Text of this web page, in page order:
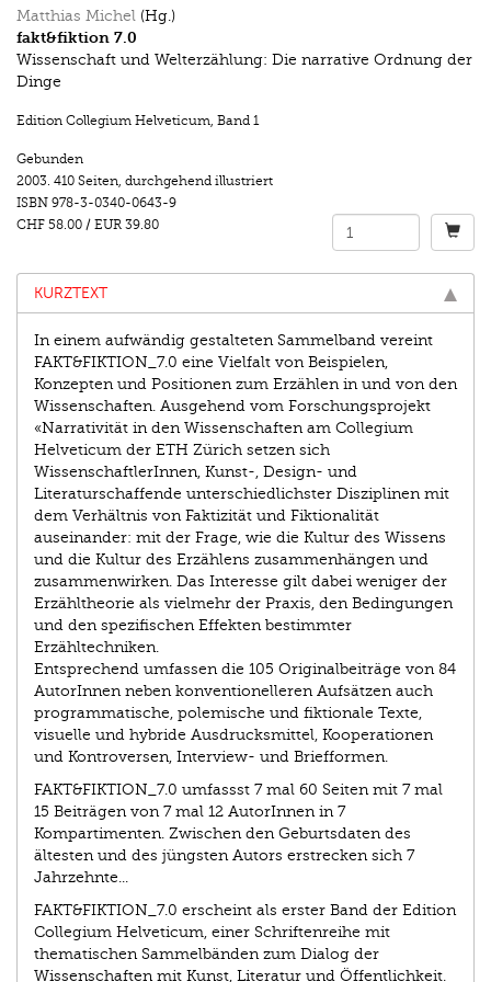
Matthias Michel (Hg.)
fakt&fiktion 7.0
Wissenschaft und Welterzählung: Die narrative Ordnung der
Dinge
Edition Collegium Helveticum, Band 1
Gebunden
2003. 410 Seiten, durchgehend illustriert
ISBN 978-3-0340-0643-9
CHF 58.00 / EUR 39.80
KURZTEXT
In einem aufwändig gestalteten Sammelband vereint
FAKT&FIKTION_7.0 eine Vielfalt von Beispielen,
Konzepten und Positionen zum Erzählen in und von den
Wissenschaften. Ausgehend vom Forschungsprojekt
«Narrativität in den Wissenschaften am Collegium
Helveticum der ETH Zürich setzen sich
WissenschaftlerInnen, Kunst-, Design- und
Literaturschaffende unterschiedlichster Disziplinen mit
dem Verhältnis von Faktizität und Fiktionalität
auseinander: mit der Frage, wie die Kultur des Wissens
und die Kultur des Erzählens zusammenhängen und
zusammenwirken. Das Interesse gilt dabei weniger der
Erzähltheorie als vielmehr der Praxis, den Bedingungen
und den spezifischen Effekten bestimmter
Erzähltechniken.
Entsprechend umfassen die 105 Originalbeiträge von 84
AutorInnen neben konventionelleren Aufsätzen auch
programmatische, polemische und fiktionale Texte,
visuelle und hybride Ausdrucksmittel, Kooperationen
und Kontroversen, Interview- und Briefformen.
FAKT&FIKTION_7.0 umfassst 7 mal 60 Seiten mit 7 mal
15 Beiträgen von 7 mal 12 AutorInnen in 7
Kompartimenten. Zwischen den Geburtsdaten des
ältesten und des jüngsten Autors erstrecken sich 7
Jahrzehnte...
FAKT&FIKTION_7.0 erscheint als erster Band der Edition
Collegium Helveticum, einer Schriftenreihe mit
thematischen Sammelbänden zum Dialog der
Wissenschaften mit Kunst, Literatur und Öffentlichkeit.